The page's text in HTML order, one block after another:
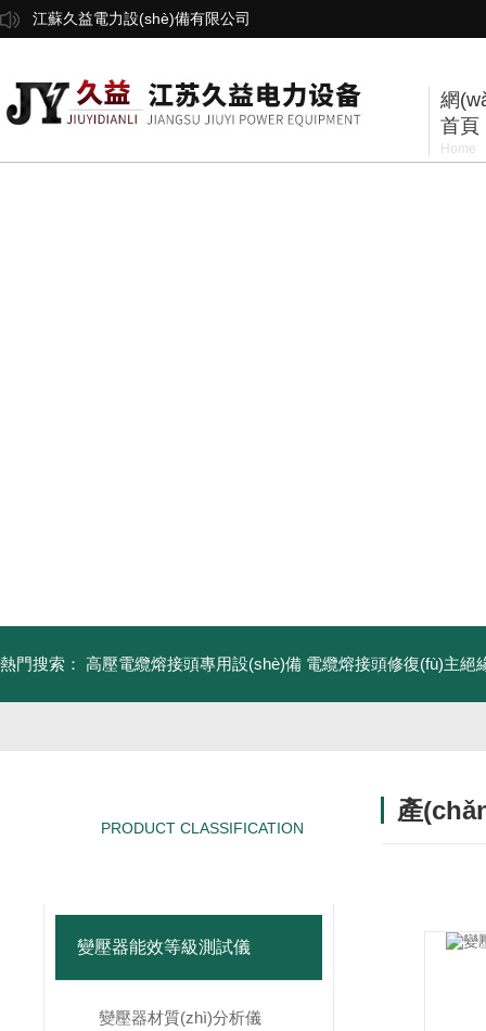
江蘇久益電力設(shè)備有限公司
網
首頁
Home
熱門搜索： 高壓電纜熔接頭專用設(shè)備 電纜熔接頭修復(fù)主絕
PRODUCT CLASSIFICATION
變壓器能效等級測試儀
變壓器材質(zhì)分析儀
產